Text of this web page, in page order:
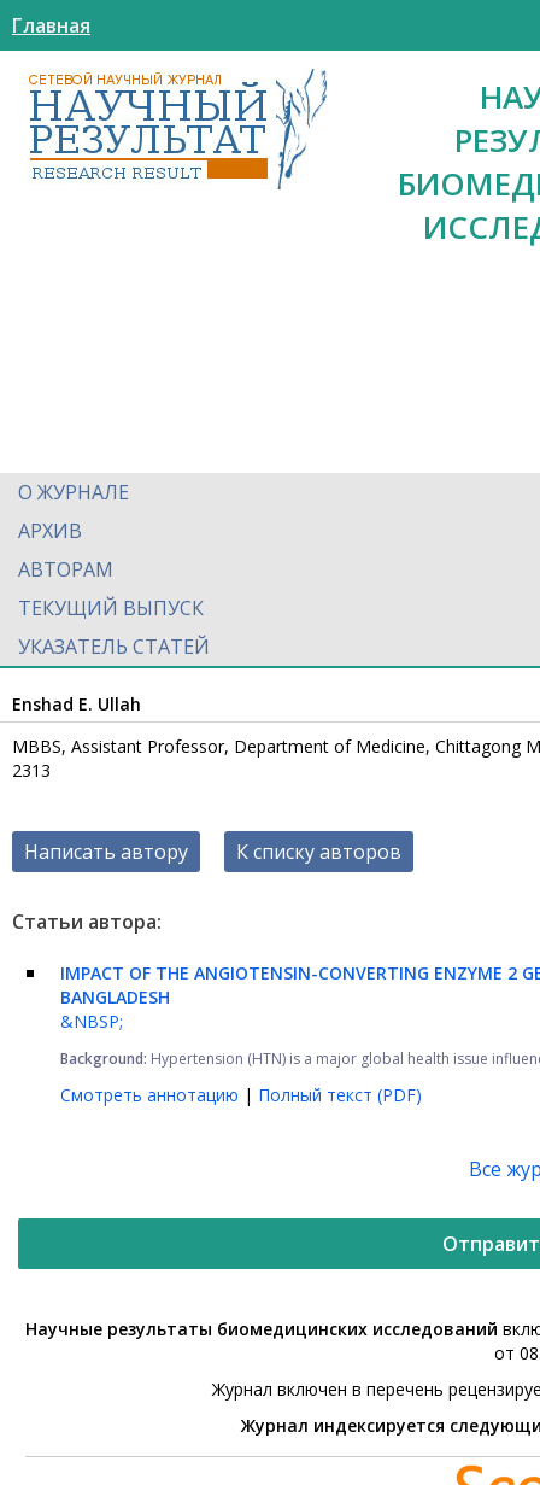
Главная
О ЖУРНАЛЕ
АРХИВ
АВТОРАМ
ТЕКУЩИЙ ВЫПУСК
УКАЗАТЕЛЬ СТАТЕЙ
Enshad E. Ullah
MBBS, Assistant Professor, Department of Medicine, Chittagong
2313
Написать автору К списку авторов
Статьи автора:
IMPACT OF THE ANGIOTENSIN-CONVERTING ENZYME 2
BANGLADESH
&NBSP;
Background: Hypertension (HTN) is a major global health issue
Смотреть аннотацию | Полный текст (PDF)
Все
Научные результаты биомедицинских исследований
от
Журнал включен в перечень
Журнал индексируется